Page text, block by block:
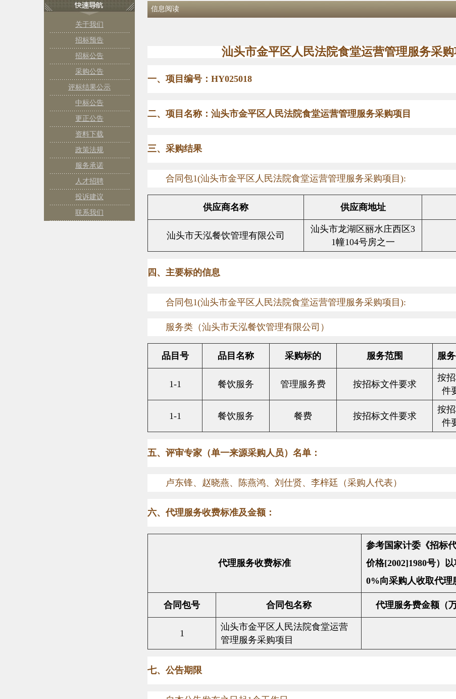
关于我们
招标预告
招标公告
采购公告
评标结果公示
中标公告
更正公告
资料下载
政策法规
服务承诺
人才招聘
投诉建议
联系我们
信息阅读
汕头市金平区人民法院食堂运营管理服务采
一、项目编号： HY025018
二、项目名称：汕头市金平区人民法院食堂运营管理服务采购项目
三、采购结果
合同包1(汕头市金平区人民法院食堂运营管理服务采购项目 ):
供应商名称 供应商地址
汕头市天泓餐饮管理有限公司
汕头市龙湖区丽水庄西区3
1幢104号房之一
四、主要标的信息
合同包1(汕头市金平区人民法院食堂运营管理服务采购项目 ):
服务类（汕头市天泓餐饮管理有限公司）
品目号 品目名称 采购标的 服务范围 服
1-1 餐饮服务 管理服务费 按招标文件要求
按
件
1-1 餐饮服务 餐费 按招标文件要求
按
件
五、评审专家（单一来源采购人员）名单：
卢东锋、赵晓燕、陈燕鸿、刘仕贤、李梓廷（采购人代表）
六、代理服务收费标准及金额：
代理服务收费标准
参考国家计委《招标
价格[2002]1980号）
0%向采购人收取代理
合同包号 合同包名称 代理服务费金额（万
1
汕头市金平区人民法院食堂运营
管理服务采购项目
七、公告期限